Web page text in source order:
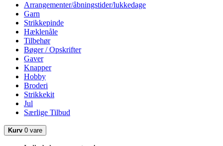
Arrangementer/åbningstider/lukkedage
Garn
Strikkepinde
Hæklenåle
Tilbehør
Bøger / Opskrifter
Gaver
Knapper
Hobby
Broderi
Strikkekit
Jul
Særlige Tilbud
Kurv 0 vare